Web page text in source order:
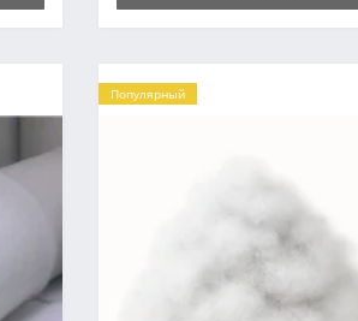
Популярный